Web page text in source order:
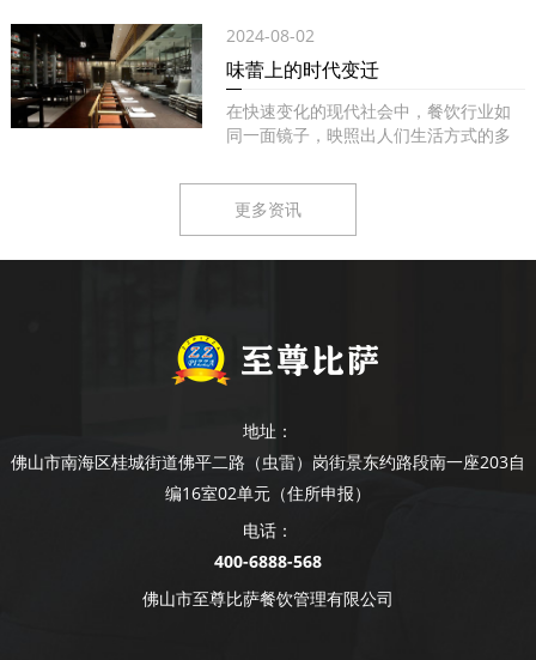
2024-08-02
味蕾上的时代变迁
在快速变化的现代社会中，餐饮行业如
同一面镜子，映照出人们生活方式的多
更多资讯
地址：
佛山市南海区桂城街道佛平二路（虫雷）岗街景东约路段南一座203自
编16室02单元（住所申报）
电话：
400-6888-568
佛山市至尊比萨餐饮管理有限公司